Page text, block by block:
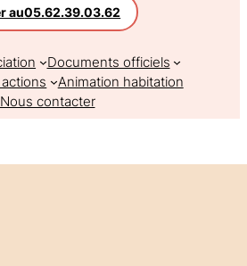
au05.62.39.03.62
Documents officiels
Animation habitation
Nous contacter